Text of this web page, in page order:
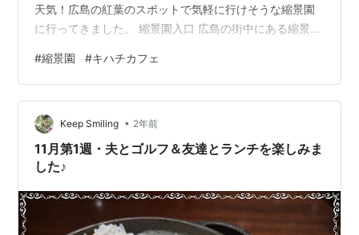
天気！広島の紅葉のスポットで気軽に行けそうな縮景園
に行ってきました。 縮景園入口 広島の街中にある縮景
ど、無料になるようです。 紅葉も期待してます～歩いて
みよう 木に巻かれているのは「菰（こも）」木々を守る
役割もありますが、冬の風物詩となっており、冬の訪れ
を感じます。 黄色いツワブキの花が満開でした 濯えい池
（たくえいち） 説明によると園の隣を流れる京橋川から
満潮時に取り込むように造られて…
#縮景園 #キハチカフェ
Keep Smiling • 2年前
11月第1週・夫とゴルフ＆友達とランチを楽しみま
した♪